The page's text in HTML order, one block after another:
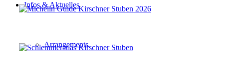
Infos & Aktuelles
Arrangements